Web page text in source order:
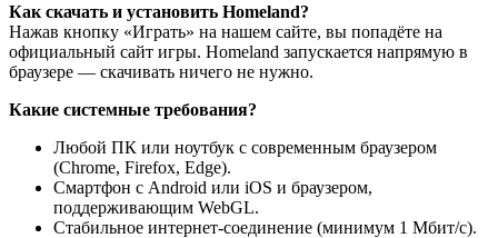
Как скачать и установить Homeland?
Нажав кнопку «Играть» на нашем сайте, вы попадёте на
официальный сайт игры. Homeland запускается напрямую в
браузере — скачивать ничего не нужно.
Какие системные требования?
Любой ПК или ноутбук с современным браузером
(Chrome, Firefox, Edge).
Смартфон с Android или iOS и браузером,
поддерживающим WebGL.
Стабильное интернет-соединение (минимум 1 Мбит/с).